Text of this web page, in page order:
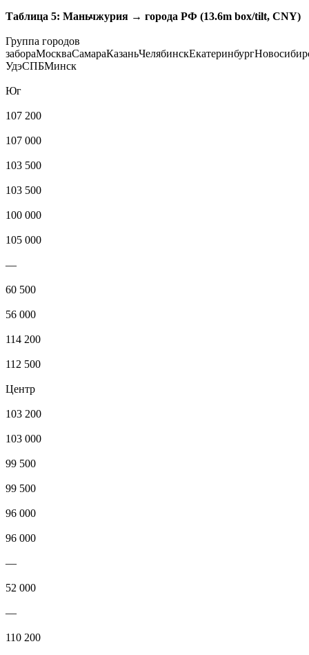
Таблица 5: Маньчжурия → города РФ (13.6m box/tilt, CNY)
Группа городов
УдэСПБМинск
Юг
107 200
107 000
103 500
103 500
100 000
105 000
—
60 500
56 000
114 200
112 500
Центр
103 200
103 000
99 500
99 500
96 000
96 000
—
52 000
—
110 200